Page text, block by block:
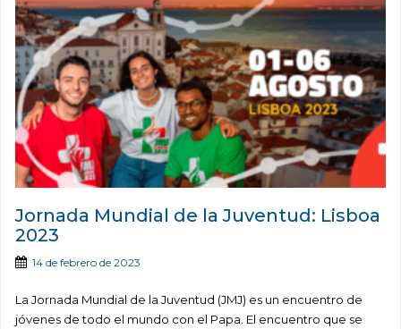
Jornada Mundial de la Juventud: Lisboa
2023
14 de febrero de 2023
La Jornada Mundial de la Juventud (JMJ) es un encuentro de
jóvenes de todo el mundo con el Papa. El encuentro que se